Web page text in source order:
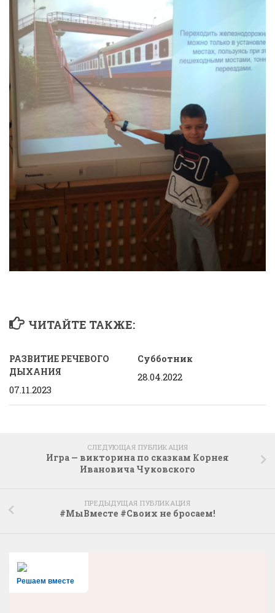
ЧИТАЙТЕ ТАКЖЕ:
РАЗВИТИЕ РЕЧЕВОГО
ДЫХАНИЯ
07.11.2023
Субботник
28.04.2022
СЛЕДУЮЩАЯ ПУБЛИКАЦИЯ
Игра — викторина по сказкам Корнея
Ивановича Чуковского
ПРЕДЫДУЩАЯ ПУБЛИКАЦИЯ
#МыВместе #Своих не бросаем!
Решаем вместе